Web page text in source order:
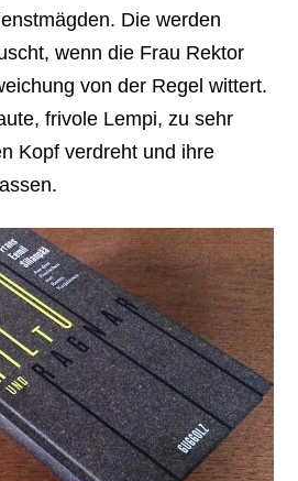
Die werden
wenn die Frau Rektor
von der Regel wittert.
frivole Lempi, zu sehr
Kopf verdreht und ihre